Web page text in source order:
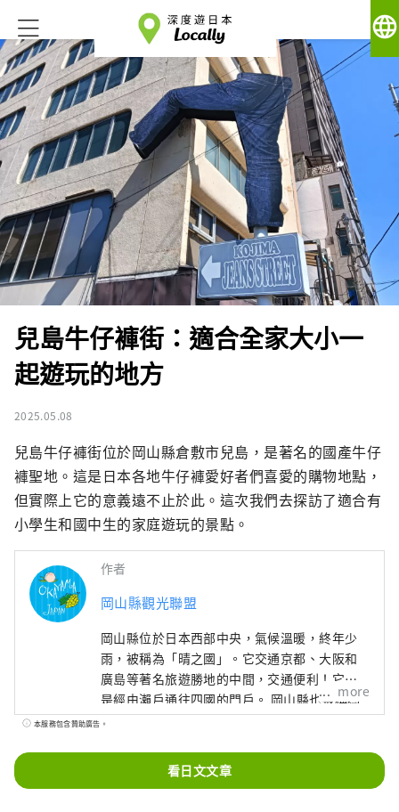
language
兒島牛仔褲街：適合全家大小一
起遊玩的地方
2025.05.08
兒島牛仔褲街位於岡山縣倉敷市兒島，是著名的國產牛仔
褲聖地。這是日本各地牛仔褲愛好者們喜愛的購物地點，
但實際上它的意義遠不止於此。這次我們去探訪了適合有
小學生和國中生的家庭遊玩的景點。
作者
岡山縣觀光聯盟
岡山縣位於日本西部中央，氣候溫暖​​，終年少
雨，被稱為「晴之國」。它交通京都、大阪和
廣島等著名旅遊勝地的中間，交通便利！它也
是經由瀨戶通往四國的門戶。 岡山縣也被稱為
“水果岡山”，在瀨戶內溫暖的氣候下，陽光
最高品質的。 您可以品嚐白桃、麝香葡萄、先
鋒葡萄等當季水果！ 岡山還擁有世界級的旅遊
more
本服務包含贊助廣告。
看日文文章